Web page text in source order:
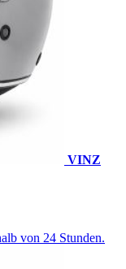
VINZ
von 24 Stunden.